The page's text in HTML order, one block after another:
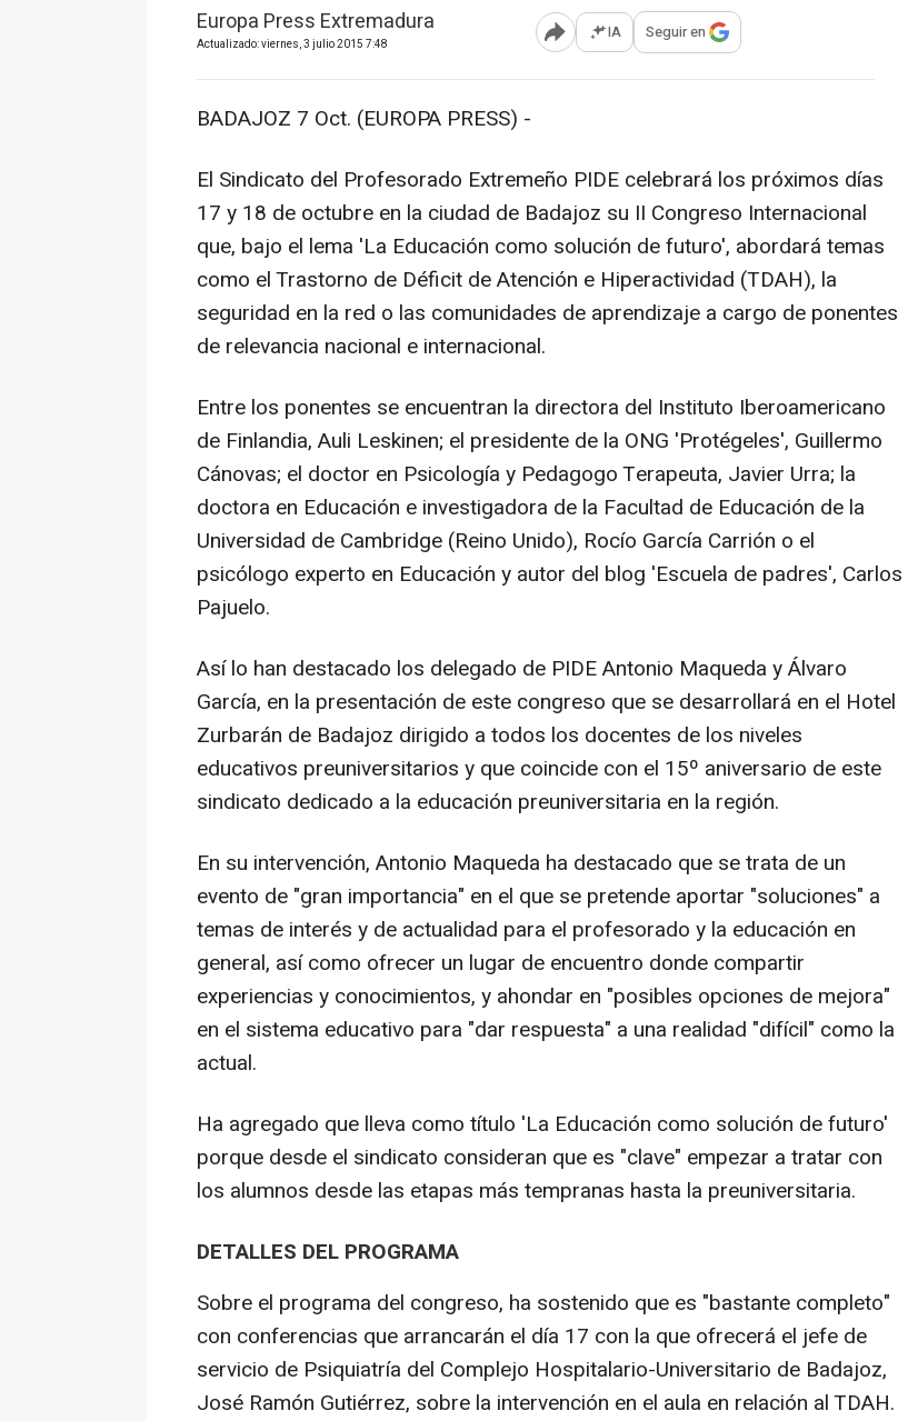
Europa Press Extremadura
Actualizado: viernes, 3 julio 2015 7:48 Abrir opciones para compartir
IA Seguir en
BADAJOZ 7 Oct. (EUROPA PRESS) -
El Sindicato del Profesorado Extremeño PIDE celebrará los próximos días
17 y 18 de octubre en la ciudad de Badajoz su II Congreso Internacional
que, bajo el lema 'La Educación como solución de futuro', abordará temas
como el Trastorno de Déficit de Atención e Hiperactividad (TDAH), la
seguridad en la red o las comunidades de aprendizaje a cargo de ponentes
de relevancia nacional e internacional.
Entre los ponentes se encuentran la directora del Instituto Iberoamericano
de Finlandia, Auli Leskinen; el presidente de la ONG 'Protégeles', Guillermo
Cánovas; el doctor en Psicología y Pedagogo Terapeuta, Javier Urra; la
doctora en Educación e investigadora de la Facultad de Educación de la
Universidad de Cambridge (Reino Unido), Rocío García Carrión o el
psicólogo experto en Educación y autor del blog 'Escuela de padres', Carlos
Pajuelo.
Así lo han destacado los delegado de PIDE Antonio Maqueda y Álvaro
García, en la presentación de este congreso que se desarrollará en el Hotel
Zurbarán de Badajoz dirigido a todos los docentes de los niveles
educativos preuniversitarios y que coincide con el 15º aniversario de este
sindicato dedicado a la educación preuniversitaria en la región.
En su intervención, Antonio Maqueda ha destacado que se trata de un
evento de "gran importancia" en el que se pretende aportar "soluciones" a
temas de interés y de actualidad para el profesorado y la educación en
general, así como ofrecer un lugar de encuentro donde compartir
experiencias y conocimientos, y ahondar en "posibles opciones de mejora"
en el sistema educativo para "dar respuesta" a una realidad "difícil" como la
actual.
Ha agregado que lleva como título 'La Educación como solución de futuro'
porque desde el sindicato consideran que es "clave" empezar a tratar con
los alumnos desde las etapas más tempranas hasta la preuniversitaria.
DETALLES DEL PROGRAMA
Sobre el programa del congreso, ha sostenido que es "bastante completo"
con conferencias que arrancarán el día 17 con la que ofrecerá el jefe de
servicio de Psiquiatría del Complejo Hospitalario-Universitario de Badajoz,
José Ramón Gutiérrez, sobre la intervención en el aula en relación al TDAH.